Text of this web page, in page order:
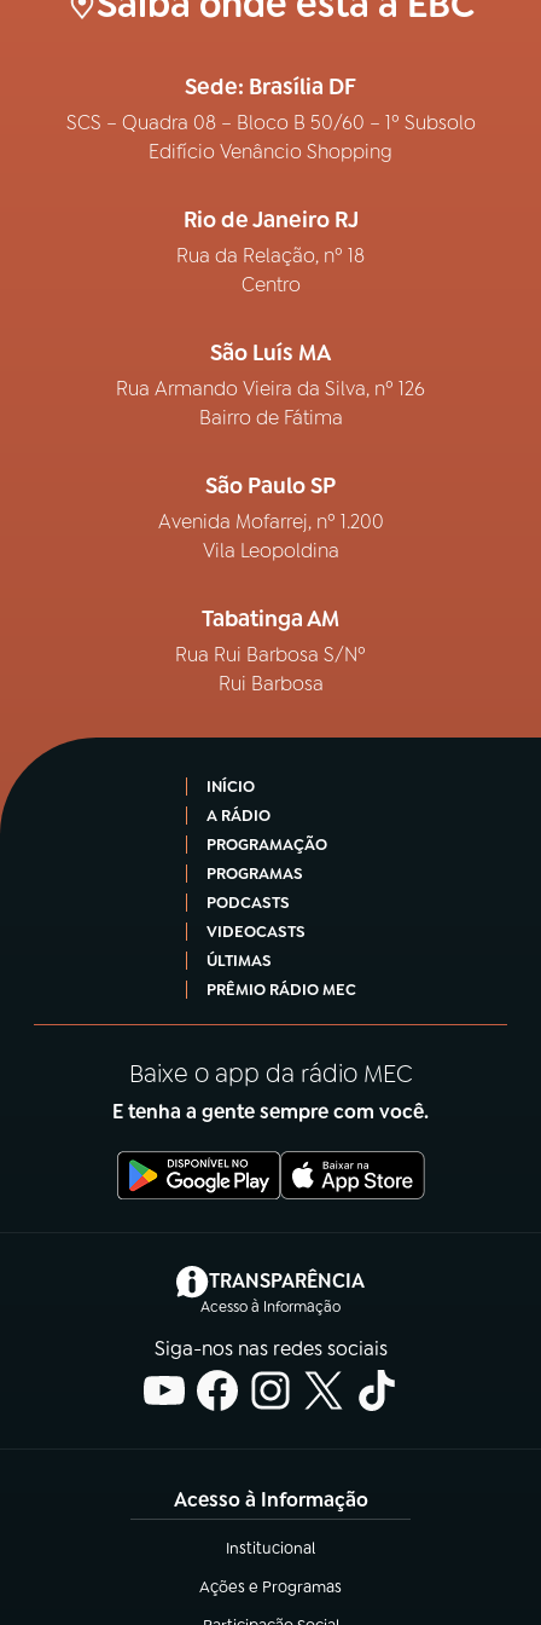
Sede: Brasília DF
SCS – Quadra 08 – Bloco B 50/60 – 1º Subsolo
Edifício Venâncio Shopping
Rio de Janeiro RJ
Rua da Relação, nº 18
Centro
São Luís MA
Rua Armando Vieira da Silva, nº 126
Bairro de Fátima
São Paulo SP
Avenida Mofarrej, nº 1.200
Vila Leopoldina
Tabatinga AM
Rua Rui Barbosa S/Nº
Rui Barbosa
INÍCIO
A RÁDIO
PROGRAMAÇÃO
PROGRAMAS
PODCASTS
VIDEOCASTS
ÚLTIMAS
PRÊMIO RÁDIO MEC
Baixe o app da rádio MEC
E tenha a gente sempre com você.
TRANSPARÊNCIA
Acesso à Informação
(abre em nova aba)
Siga-nos nas redes sociais
Acesso à Informação
Institucional
(abre em nova aba)
Ações e Programas
(abre em nova aba)